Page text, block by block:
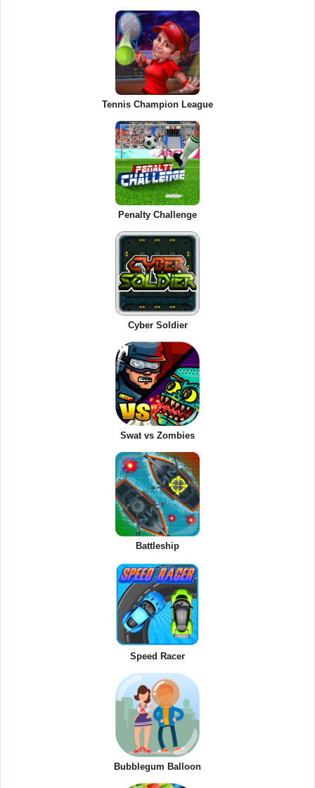
Tennis Champion League
Penalty Challenge
Cyber Soldier
Swat vs Zombies
Battleship
Speed Racer
Bubblegum Balloon